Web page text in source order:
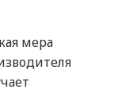
мера